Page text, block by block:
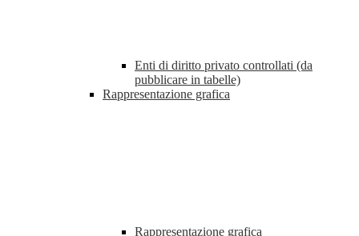
Enti di diritto privato controllati (da
pubblicare in tabelle)
Rappresentazione grafica
Rappresentazione grafica